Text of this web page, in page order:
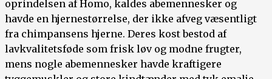
oprindelsen af Homo, kaldes abemennesker og
havde en hjernestørrelse, der ikke afveg væsentligt
fra chimpansens hjerne. Deres kost bestod af
lavkvalitetsføde som frisk løv og modne frugter,
mens nogle abemennesker havde kraftigere